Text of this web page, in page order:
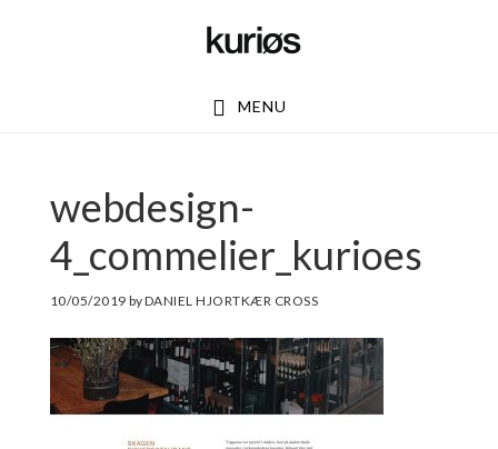
MENU
webdesign-
4_commelier_kurioes
10/05/2019 byDANIEL HJORTKÆR CROSS